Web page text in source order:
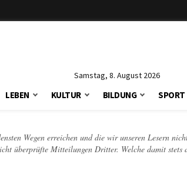
Samstag, 8. August 2026
LEBEN KULTUR BILDUNG SPORT
Wegen erreichen und die wir unseren Lesern
überprüfte Mitteilungen Dritter. Welche damit stets